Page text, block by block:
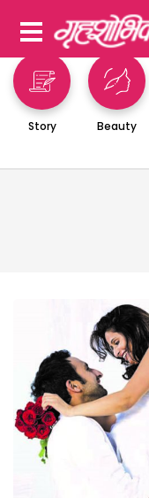
Story Beauty